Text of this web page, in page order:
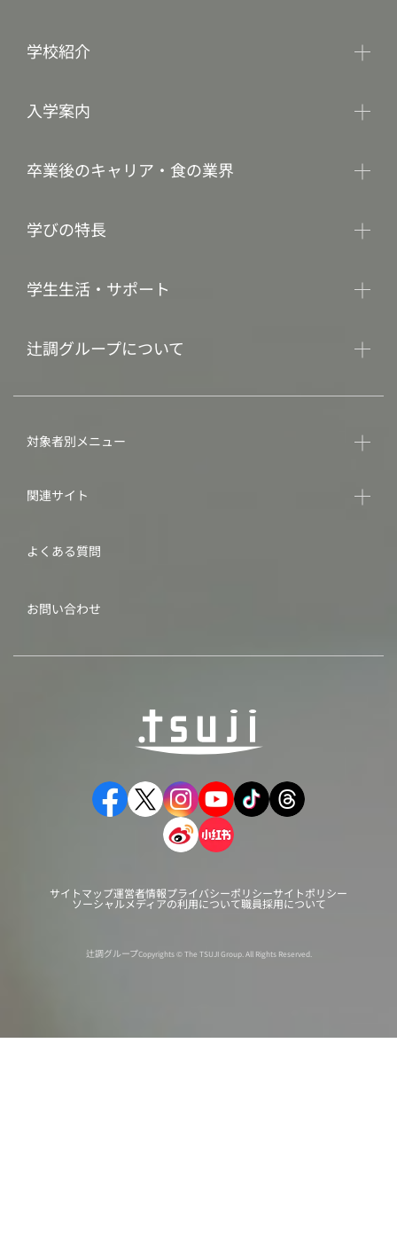
学校紹介
入学案内
卒業後のキャリア・食の業界
学びの特長
学生生活・サポート
辻調グループについて
対象者別メニュー
関連サイト
よくある質問
お問い合わせ
サイトマップ運営者情報プライバシーポリシーサイトポリシー
ソーシャルメディアの利用について職員採用について
辻調グループCopyrights © The TSUJI Group. All Rights Reserved.